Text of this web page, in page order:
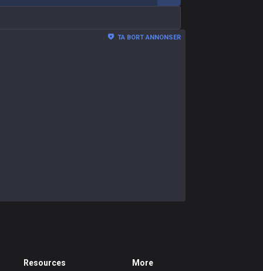
Show More Detail Games
TA BORT ANNONSER
Resources More